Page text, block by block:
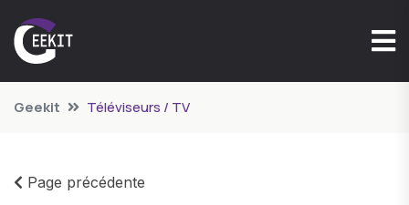
Geekit Téléviseurs / TV
Page précédente